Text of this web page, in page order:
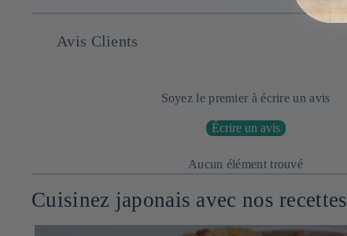
Avis Clients
Soyez le premier à écrire un avis
Écrire un avis
Aucun élément trouvé
Cuisinez japonais avec nos recettes